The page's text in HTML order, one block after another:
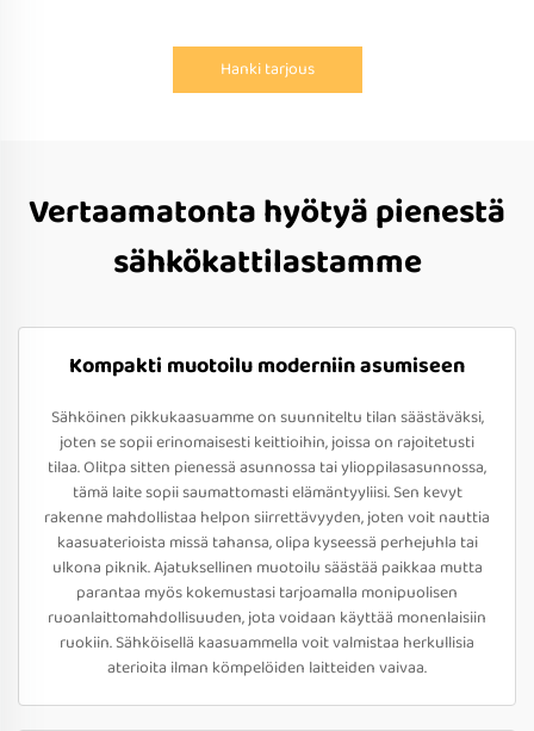
Hanki tarjous
Vertaamatonta hyötyä pienestä
sähkökattilastamme
Kompakti muotoilu moderniin asumiseen
Sähköinen pikkukaasuamme on suunniteltu tilan säästäväksi,
joten se sopii erinomaisesti keittioihin, joissa on rajoitetusti
tilaa. Olitpa sitten pienessä asunnossa tai ylioppilasasunnossa,
tämä laite sopii saumattomasti elämäntyyliisi. Sen kevyt
rakenne mahdollistaa helpon siirrettävyyden, joten voit nauttia
kaasuaterioista missä tahansa, olipa kyseessä perhejuhla tai
ulkona piknik. Ajatuksellinen muotoilu säästää paikkaa mutta
parantaa myös kokemustasi tarjoamalla monipuolisen
ruoanlaittomahdollisuuden, jota voidaan käyttää monenlaisiin
ruokiin. Sähköisellä kaasuammella voit valmistaa herkullisia
aterioita ilman kömpelöiden laitteiden vaivaa.